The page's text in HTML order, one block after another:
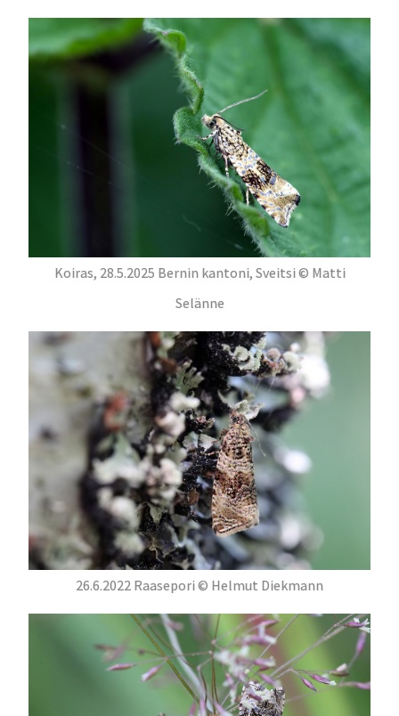
Koiras, 28.5.2025 Bernin kantoni, Sveitsi © Matti
Selänne
26.6.2022 Raasepori © Helmut Diekmann